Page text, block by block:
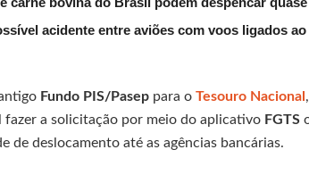
acidente entre aviões com voos ligados
Fundo PIS/Pasep para o Tesouro Nacional
a solicitação por meio do aplicativo FGTS
de deslocamento até as agências bancárias.